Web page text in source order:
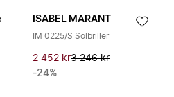
ISABEL MARANT
IM 0225/S Solbriller
2 452 kr3 246 kr
-24%